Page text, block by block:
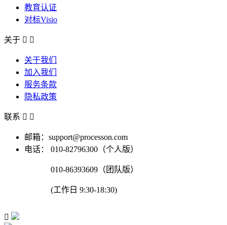
教育认证
对标Visio
关于  
关于我们
加入我们
服务条款
隐私政策
联系  
邮箱：support@processon.com
电话：
010-82796300（个人版）
010-86393609（团队版）
(工作日 9:30-18:30)
